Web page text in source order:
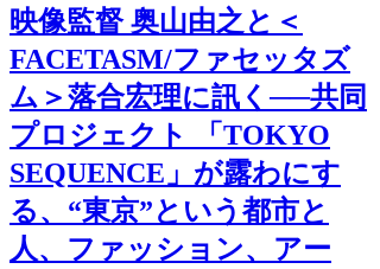
映像監督 奥山由之と＜
FACETASM/ファセッタズ
ム＞落合宏理に訊く──共同
プロジェクト 「TOKYO
SEQUENCE」が露わにす
る、“東京”という都市と
人、ファッション、アー